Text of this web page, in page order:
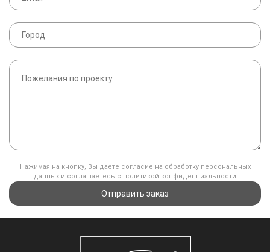
Нажимая на кнопку, Вы даете согласие на обработку персональных
данных и соглашаетесь с политикой конфиденциальности
Отправить заказ